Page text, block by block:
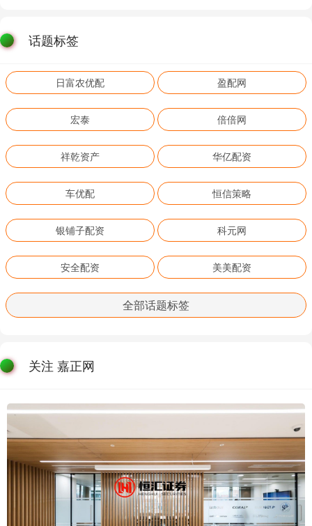
话题标签
日富农优配 盈配网
宏泰 倍倍网
祥乾资产 华亿配资
车优配 恒信策略
银铺子配资 科元网
安全配资 美美配资
全部话题标签
关注 嘉正网